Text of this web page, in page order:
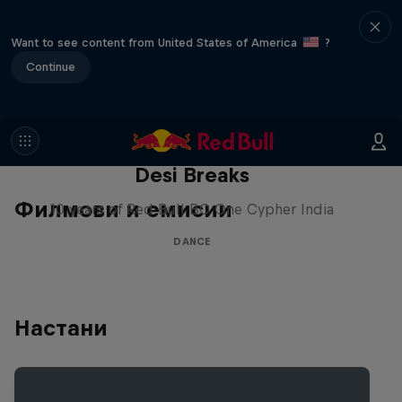
Want to see content from United States of America
?
Continue
Филмови и емисии
Desi Breaks
10 years of Red Bull BC One Cypher India
DANCE
Настани